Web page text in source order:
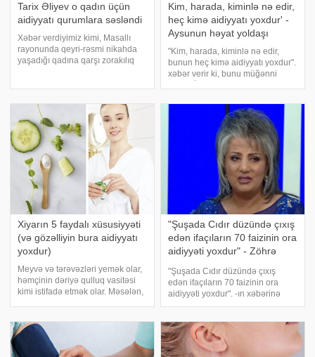
Tarix Əliyev o qadın üçün
aidiyyatı qurumlara səsləndi
Xəbər verdiyimiz kimi, Masallı
rayonunda qeyri-rəsmi nikahda
yaşadığı qadına qarşı zorakılıq
məlumata görə, hadisə mayın 2-
də Masall
Kim, harada, kiminlə nə edir,
heç kimə aidiyyatı yoxdur' -
Aysunun həyat yoldaşı
"Kim, harada, kiminlə nə edir,
bunun heç kimə aidiyyatı yoxdur".
xəbər verir ki, bunu müğənni
Ramil Vəliyev deyib. "Kim,
harada, kiminlə nə edir
Xiyarın 5 faydalı xüsusiyyəti
(və gözəlliyin bura aidiyyatı
yoxdur)
Meyvə və tərəvəzləri yemək olar,
həmçinin dəriyə qulluq vasitəsi
kimi istifadə etmək olar. Məsələn,
görə faydalıdır? Necə istifadə
etmək olar? Hansı xüsusiyyətlər
"Şuşada Cıdır düzündə çıxış
edən ifaçıların 70 faizinin ora
aidiyyəti yoxdur" - Zöhrə
"Şuşada Cıdır düzündə çıxış
edən ifaçıların 70 faizinin ora
aidiyyəti yoxdur". -ın xəbərinə
görə, bunu Əməkdar artist,
sosial şəbəkədə qeyd edib.
Əslən Şuşadan olan müğənni
Şuşada keçirilə